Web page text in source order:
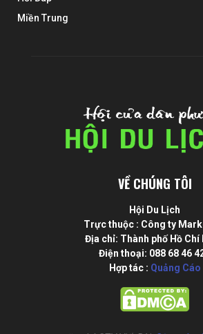
Miền Trung
VỀ CHÚNG TÔI
Hội Du Lịch
Trực thuộc : Công ty
Địa chỉ: Thành phố Hồ Chí
Điện thoại: 088 68 46
Hợp tác : Quảng Cáo